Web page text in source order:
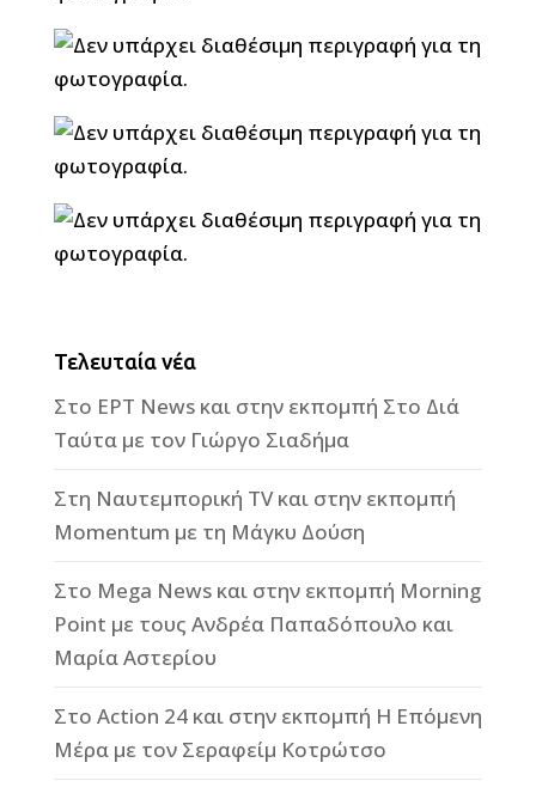
Τελευταία νέα
Στο ΕΡΤ News και στην εκπομπή Στο Διά
Ταύτα με τον Γιώργο Σιαδήμα
Στη Ναυτεμπορική TV και στην εκπομπή
Momentum με τη Μάγκυ Δούση
Στο Mega News και στην εκπομπή Morning
Point με τους Ανδρέα Παπαδόπουλο και
Μαρία Αστερίου
Στο Action 24 και στην εκπομπή Η Επόμενη
Μέρα με τον Σεραφείμ Κοτρώτσο